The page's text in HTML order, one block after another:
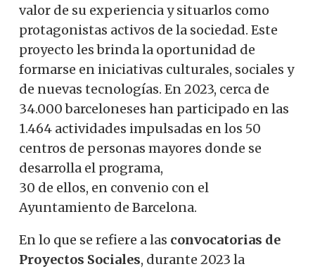
valor de su experiencia y situarlos como
protagonistas activos de la sociedad. Este
proyecto les brinda la oportunidad de
formarse en iniciativas culturales, sociales y
de nuevas tecnologías. En 2023, cerca de
34.000 barceloneses han participado en las
1.464 actividades impulsadas en los 50
centros de personas mayores donde se
desarrolla el programa,
30 de ellos, en convenio con el
Ayuntamiento de Barcelona.
En lo que se refiere a las convocatorias de
Proyectos Sociales, durante 2023 la